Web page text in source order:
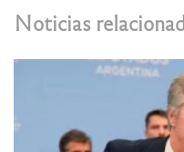
Noticias